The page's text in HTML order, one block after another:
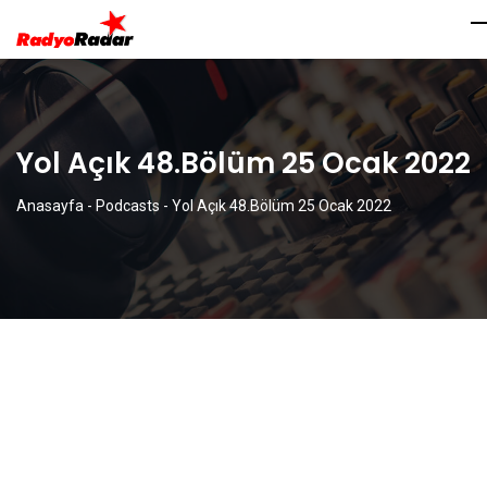
Yol Açık 48.Bölüm 25 Ocak 2022
Anasayfa - Podcasts - Yol Açık 48.Bölüm 25 Ocak 2022